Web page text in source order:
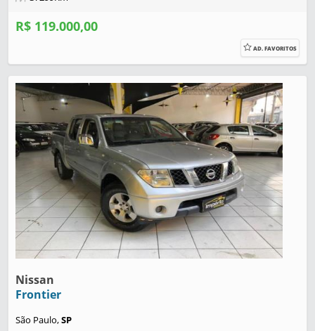
R$ 119.000,00
AD. FAVORITOS
Nissan
Frontier
São Paulo,SP